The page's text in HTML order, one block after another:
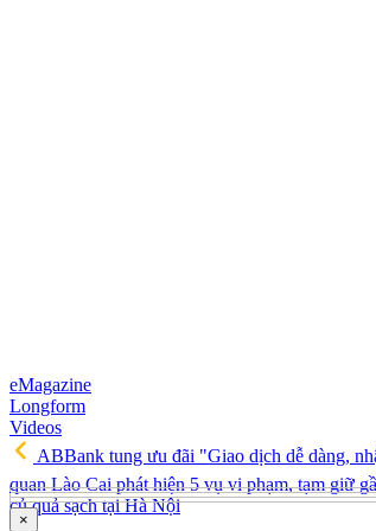
eMagazine
Longform
Videos
ABBank tung ưu đãi "Giao dịch dễ dàng,
quan Lào Cai phát hiện 5 vụ vi phạm, tạm giữ
củ quả sạch tại Hà Nội
×